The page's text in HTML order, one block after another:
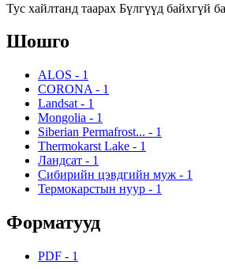
Тус хайлтанд таарах Бүлгүүд байхгүй
Шошго
ALOS - 1
CORONA - 1
Landsat - 1
Mongolia - 1
Siberian Permafrost... - 1
Thermokarst Lake - 1
Ландсат - 1
Сибирийн цэвдгийн муж - 1
Термокарстын нуур - 1
Форматууд
PDF - 1